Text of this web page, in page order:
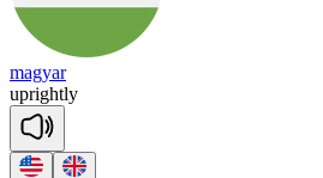
magyar
uprightly